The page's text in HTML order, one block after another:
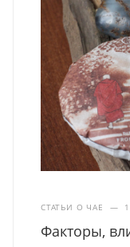
СТАТЬИ О ЧАЕ —
Факторы,